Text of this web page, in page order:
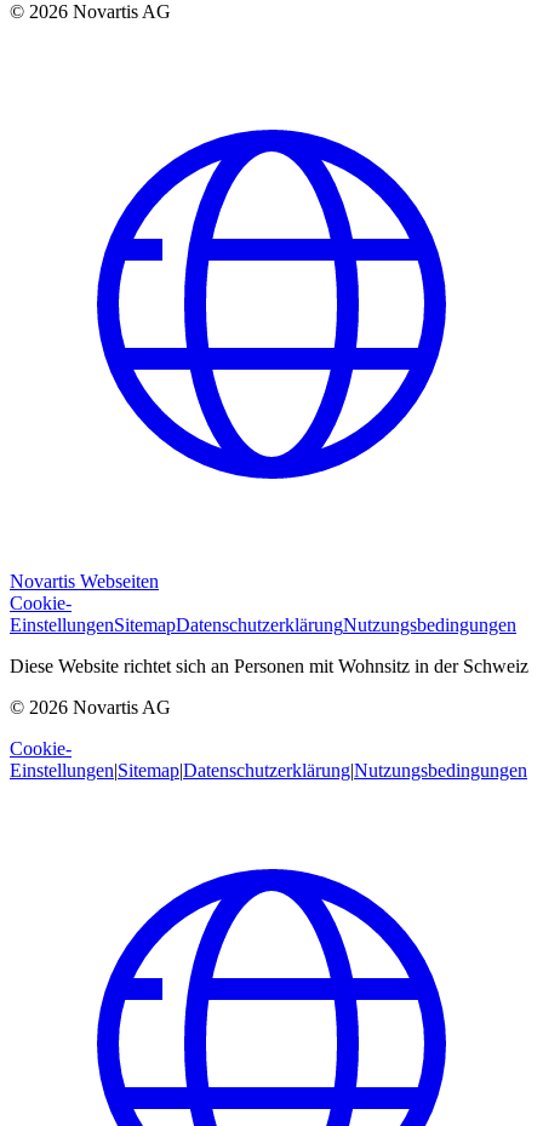
© 2026 Novartis AG
Novartis Webseiten
Cookie-
EinstellungenSitemapDatenschutzerklärungNutzungsbedingungen
Diese Website richtet sich an Personen mit Wohnsitz in der Schweiz
© 2026 Novartis AG
Cookie-
Einstellungen|Sitemap|Datenschutzerklärung|Nutzungsbedingungen